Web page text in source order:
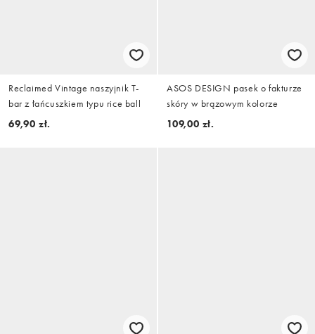
Reclaimed Vintage naszyjnik T-
bar z łańcuszkiem typu rice ball
69,90 zł.
ASOS DESIGN pasek o fakturze
skóry w brązowym kolorze
109,00 zł.